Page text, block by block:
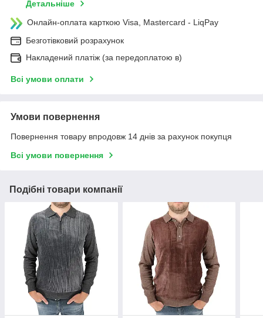
Детальніше
Онлайн-оплата карткою Visa, Mastercard - LiqPay
Безготівковий розрахунок
Накладений платіж (за передоплатою в)
Всі умови оплати
Умови повернення
Повернення товару впродовж 14 днів за рахунок покупця
Всі умови повернення
Подібні товари компанії